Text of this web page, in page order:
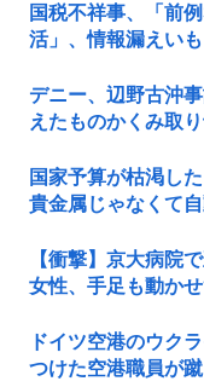
国税不祥事、「前
活」、情報漏えいも
デニー、辺野古沖
えたものかくみ取り
国家予算が枯渇し
貴金属じゃなくて
【衝撃】京大病院
女性、手足も動か
ドイツ空港のウク
つけた空港職員が